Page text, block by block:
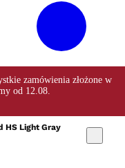
HS Light Gray